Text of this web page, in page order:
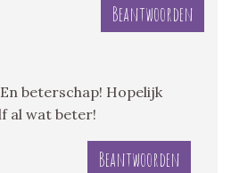
Beantwoorden
beterschap! Hopelijk
al wat beter!
Beantwoorden